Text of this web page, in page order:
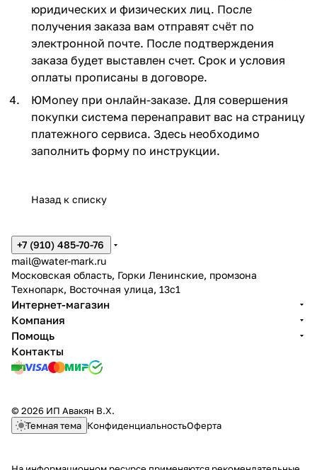
юридических и физических лиц. После
получения заказа вам отправят счёт по
электронной почте. После подтверждения
заказа будет выставлен счет. Срок и условия
оплаты прописаны в договоре.
ЮMoney при онлайн-заказе. Для совершения
покупки система перенаправит вас на страницу
платежного сервиса. Здесь необходимо
заполнить форму по инструкции.
Назад к списку
+7 (910) 485-70-76
mail@water-mark.ru
Московская область, Горки Ленинские, промзона
Технопарк, Восточная улица, 13с1
Интернет-магазин
Компания
Помощь
Контакты
© 2026 ИП Авакян В.Х.
Темная тема КонфиденциальностьОферта